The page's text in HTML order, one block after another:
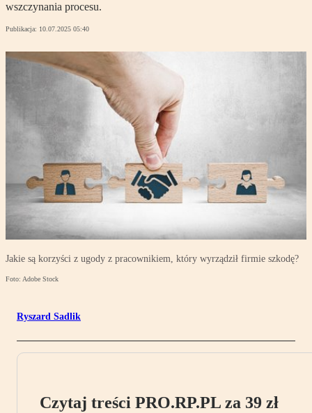
wszczynania procesu.
Publikacja: 10.07.2025 05:40
Jakie są korzyści z ugody z pracownikiem, który wyrządził firmie szkodę?
Foto: Adobe Stock
Ryszard Sadlik
Czytaj treści PRO.RP.PL za 39 zł